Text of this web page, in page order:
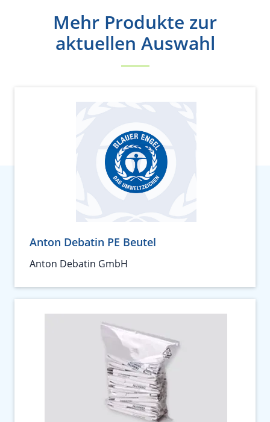
Mehr Produkte zur
aktuellen Auswahl
Anton Debatin PE Beutel
Anton Debatin GmbH